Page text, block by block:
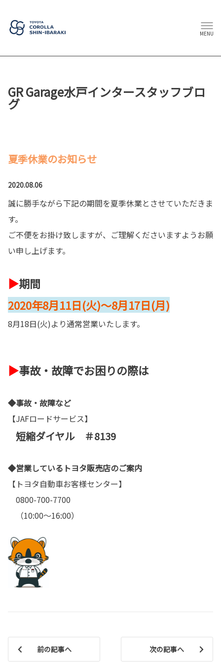
MENU
GR Garage水戸インタースタッフブロ
グ
夏季休業のお知らせ
2020.08.06
誠に勝手ながら下記の期間を夏季休業とさせていただきま
す。
ご不便をお掛け致しますが、ご理解くださいますようお願
い申し上げます。
▶期間
2020年8月11日(火)～8月17日(月)
8月18日(火)より通常営業いたします。
▶事故・故障でお困りの際は
◆事故・故障など
【JAFロードサービス】
短縮ダイヤル ＃8139
◆営業しているトヨタ販売店のご案内
【トヨタ自動車お客様センター】
0800-700-7700
（10:00～16:00）
前の記事へ 次の記事へ